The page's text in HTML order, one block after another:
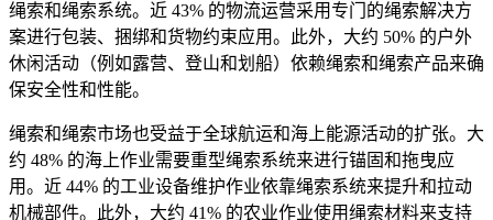
绳索和绳索系统。近 43% 的物流运营采用专门的绳索解决方
案进行包装、捆绑和货物约束应用。此外，大约 50% 的户外
休闲活动（例如露营、登山和划船）依赖绳索和绳索产品来确
保安全性和性能。
绳索和绳索市场也受益于全球航运和海上能源活动的扩张。大
约 48% 的海上作业需要重型绳索系统来进行锚固和拖曳应
用。近 44% 的工业设备维护作业依靠绳索系统来提升和拉动
机械部件。此外，大约 41% 的农业作业使用绳索材料来支持